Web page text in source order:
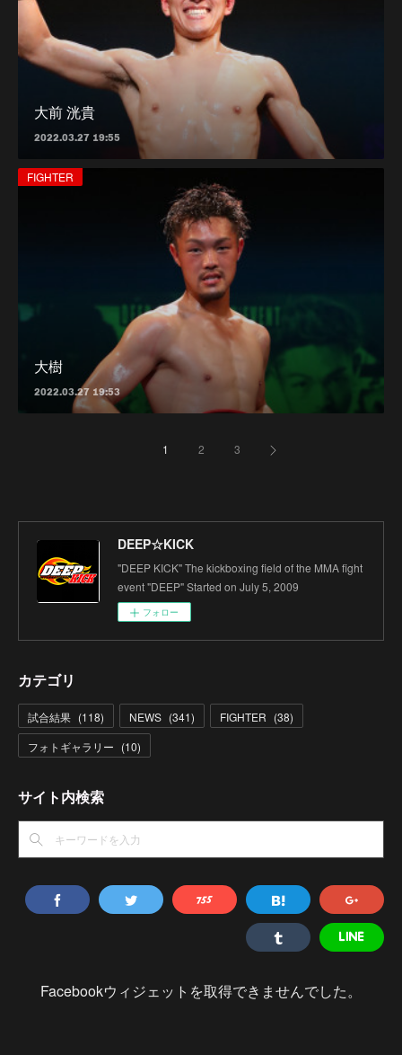
大前 洸貴
2022.03.27 19:55
FIGHTER
大樹
2022.03.27 19:53
1 2 3
DEEP☆KICK
"DEEP KICK" The kickboxing field of the MMA fight
event "DEEP" Started on July 5, 2009
フォロー
カテゴリ
試合結果 (118) NEWS (341) FIGHTER (38)
フォトギャラリー (10)
サイト内検索
Facebookウィジェットを取得できませんでした。